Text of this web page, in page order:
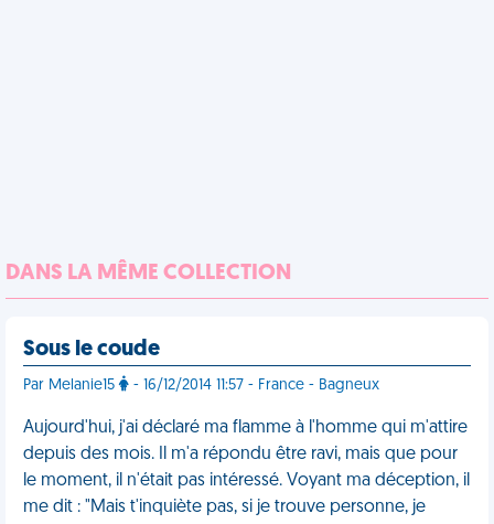
DANS LA MÊME COLLECTION
Sous le coude
Par Melanie15 - 16/12/2014 11:57 - France - Bagneux
Aujourd'hui, j'ai déclaré ma flamme à l'homme qui m'attire
depuis des mois. Il m'a répondu être ravi, mais que pour
le moment, il n'était pas intéressé. Voyant ma déception, il
me dit : "Mais t'inquiète pas, si je trouve personne, je